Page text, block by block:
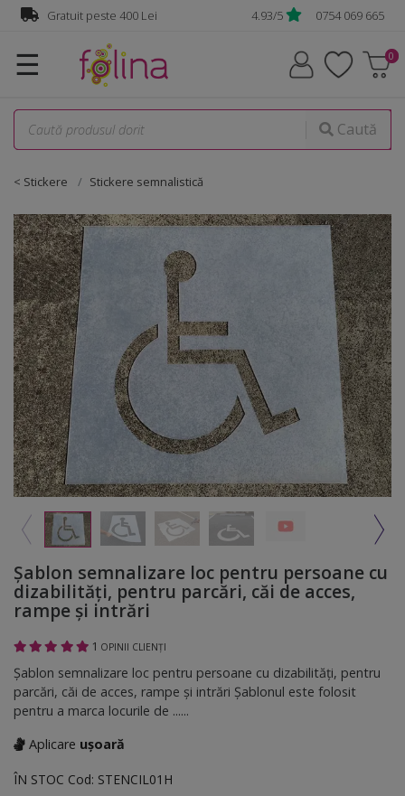
Gratuit peste 400 Lei 4.93/5 0754 069 665
☰
Caută
< Stickere Stickere semnalistică
Șablon semnalizare loc pentru persoane cu
dizabilități, pentru parcări, căi de acces,
rampe și intrări
1 OPINII CLIENȚI
Șablon semnalizare loc pentru persoane cu dizabilități, pentru
parcări, căi de acces, rampe și intrări Șablonul este folosit
pentru a marca locurile de ......
Aplicare ușoară
ÎN STOC Cod: STENCIL01H